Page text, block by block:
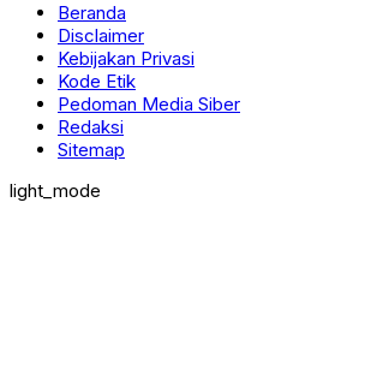
Beranda
Disclaimer
Kebijakan Privasi
Kode Etik
Pedoman Media Siber
Redaksi
Sitemap
light_mode